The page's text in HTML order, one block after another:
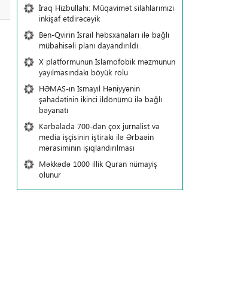
İraq Hizbullahı: Müqavimət silahlarımızı
inkişaf etdirəcəyik
Ben-Qvirin İsrail həbsxanaları ilə bağlı
mübahisəli planı dayandırıldı
X platformunun İslamofobik məzmunun
yayılmasındakı böyük rolu
HƏMAS-ın İsmayıl Həniyyənin
şəhadətinin ikinci ildönümü ilə bağlı
bəyanatı
Kərbəlada 700-dən çox jurnalist və
media işçisinin iştirakı ilə Ərbaəin
mərasiminin işıqlandırılması
Məkkədə 1000 illik Quran nümayiş
olunur